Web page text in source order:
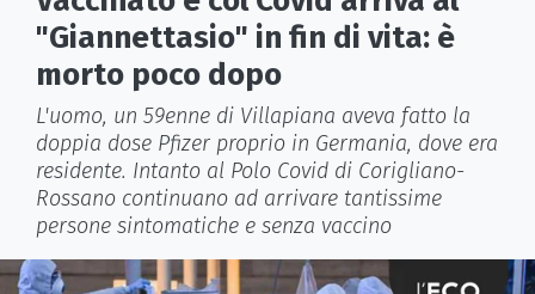
"Giannettasio" in fin di vita: è
morto poco dopo
L'uomo, un 59enne di Villapiana aveva fatto la
doppia dose Pfizer proprio in Germania, dove era
residente. Intanto al Polo Covid di Corigliano-
Rossano continuano ad arrivare tantissime
persone sintomatiche e senza vaccino